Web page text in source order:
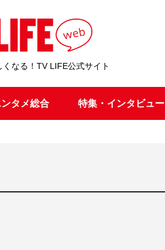
なる！TV LIFE公式サイト
タメ総合 特集・インタビュー